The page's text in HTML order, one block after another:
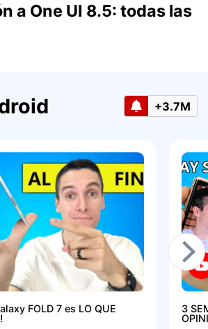
a One UI 8.5: todas las
+3.7M
FOLD 7 es LO QUE
3